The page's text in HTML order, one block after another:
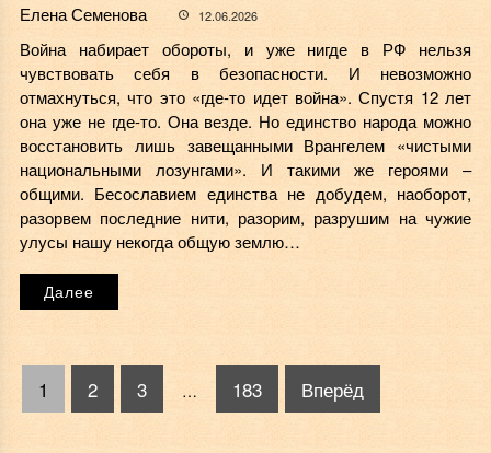
Елена Семенова 12.06.2026
Война набирает обороты, и уже нигде в РФ нельзя
чувствовать себя в безопасности. И невозможно
отмахнуться, что это «где-то идет война». Спустя 12 лет
она уже не где-то. Она везде. Но единство народа можно
восстановить лишь завещанными Врангелем «чистыми
национальными лозунгами». И такими же героями –
общими. Бесославием единства не добудем, наоборот,
разорвем последние нити, разорим, разрушим на чужие
улусы нашу некогда общую землю…
Далее
1 2 3 … 183 Вперёд